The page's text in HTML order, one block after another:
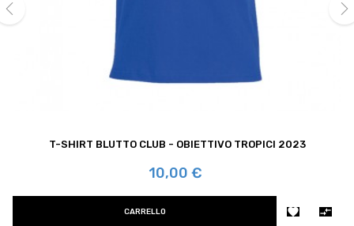
T-SHIRT BLUTTO CLUB - OBIETTIVO TROPICI 2023
Prezzo
10,00 €
CARRELLO  